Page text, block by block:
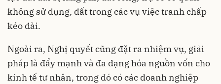
không sử dụng, đất trong các vụ việc tranh chấp
kéo dài.
Ngoài ra, Nghị quyết cũng đặt ra nhiệm vụ, giải
pháp là đẩy mạnh và đa dạng hóa nguồn vốn cho
kinh tế tư nhân, trong đó có các doanh nghiệp